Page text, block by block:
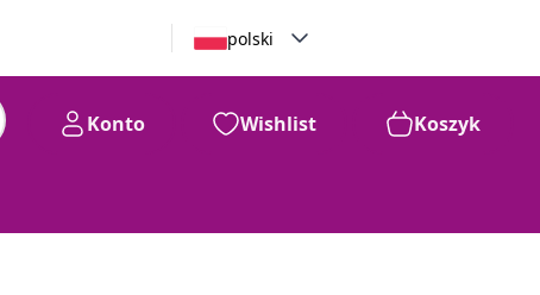
polski
Konto Wishlist Koszyk